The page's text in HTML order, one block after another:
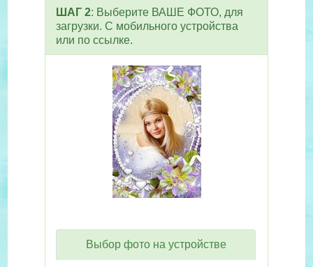
ШАГ 2: Выберите ВАШЕ ФОТО, для
загрузки. С мобильного устройства
или по ссылке.
Выбор фото на устройстве